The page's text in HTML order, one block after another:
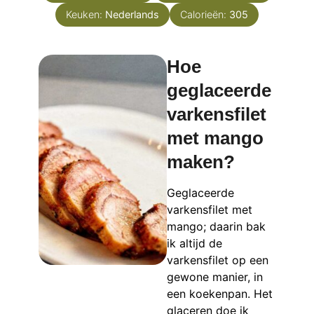
Keuken: Nederlands Calorieën: 305
Hoe
geglaceerde
varkensfilet
met mango
maken?
Geglaceerde
varkensfilet met
mango; daarin bak
ik altijd de
varkensfilet op een
gewone manier, in
een koekenpan. Het
glaceren doe ik